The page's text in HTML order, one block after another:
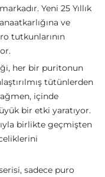
Yeni 25 Yıllık
ve
tutkunlarının
her bir puritonun
tütünlerden
içinde
bir etki yaratıyor.
birlikte geçmişten
sadece puro